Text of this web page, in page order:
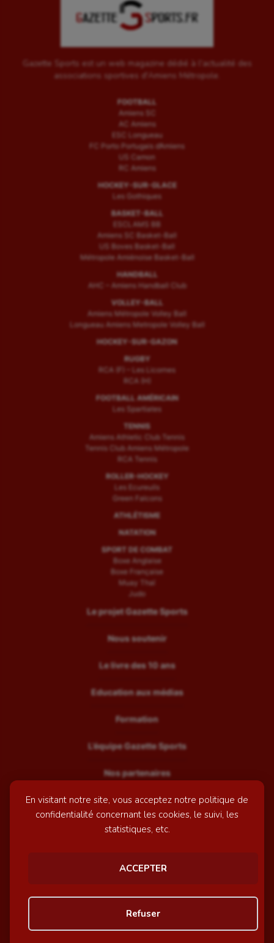
En visitant notre site, vous acceptez notre politique de
confidentialité concernant les cookies, le suivi, les
statistiques, etc.
ACCEPTER
Refuser
Gazette Sports est un web magazine dédié à l'actualité des
associations sportives d'Amiens Métropole.
FOOTBALL
Amiens SC
AC Amiens
ESC Longueau
FC Porto Portugais d’Amiens
US Camon
RC Amiens
HOCKEY-SUR-GLACE
Les Gothiques
BASKET-BALL
ESCLAMS BB
Amiens SC Basket-Ball
US Boves Basket-Ball
Métropole Amiénoise Basket-Ball
HANDBALL
AHC – Amiens Handball Club
VOLLEY-BALL
Amiens Métropole Volley Ball
Longueau Amiens Metropole Volley Ball
HOCKEY-SUR-GAZON
RUGBY
RCA (F) – Les Licornes
RCA (H)
FOOTBALL AMÉRICAIN
Les Spartiates
TENNIS
Amiens Athletic Club Tennis
Tennis Club Amiens Métropole
RCA Tennis
ROLLER-HOCKEY
Les Ecureuils
Green Falcons
ATHLÉTISME
NATATION
SPORT DE COMBAT
Boxe Anglaise
Boxe Française
Muay Thaï
Judo
Le projet Gazette Sports
Nous soutenir
Le livre des 10 ans
Education aux médias
Formation
L’équipe Gazette Sports
Nos partenaires
Recrutement
Mentions légales
© GazetteSports - 2026 | Site internet réalisé par
Awelty